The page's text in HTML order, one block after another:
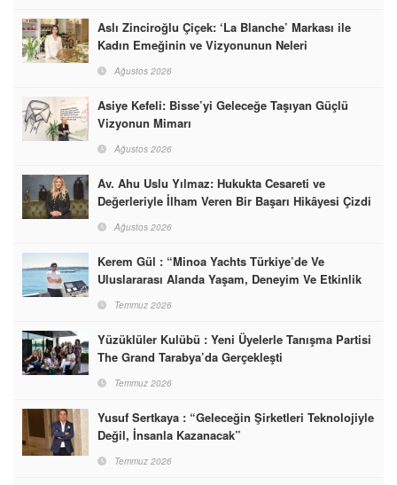
Aslı Zinciroğlu Çiçek: ‘La Blanche’ Markası ile
Kadın Emeğinin ve Vizyonunun Neleri
Başarabileceğinin En Güzel Örneğini Sunuyor
Ağustos 2026
Asiye Kefeli: Bisse’yi Geleceğe Taşıyan Güçlü
Vizyonun Mimarı
Ağustos 2026
Av. Ahu Uslu Yılmaz: Hukukta Cesareti ve
Değerleriyle İlham Veren Bir Başarı Hikâyesi Çizdi
Ağustos 2026
Kerem Gül : “Minoa Yachts Türkiye’de Ve
Uluslararası Alanda Yaşam, Deneyim Ve Etkinlik
Markası Olacak”
Temmuz 2026
Yüzüklüler Kulübü : Yeni Üyelerle Tanışma Partisi
The Grand Tarabya’da Gerçekleşti
Temmuz 2026
Yusuf Sertkaya : “Geleceğin Şirketleri Teknolojiyle
Değil, İnsanla Kazanacak”
Temmuz 2026